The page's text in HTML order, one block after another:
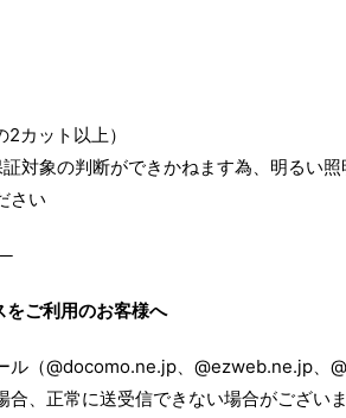
カット以上）
対象の判断ができかねます為、明るい照
さい
ご利用のお客様へ
ル（@docomo.ne.jp、@ezweb.ne.jp、
、正常に送受信できない場合がございま